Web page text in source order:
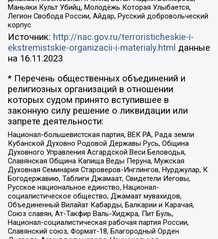
Маньяки Культ Убийц, Молодёжь Которая Улыбается,
Легион Свобода России, Айдар, Русский добровольческий
корпус
Источник: http://nac.gov.ru/terroristicheskie-i-
ekstremistskie-organizacii-i-materialy.html данные
на 16.11.2023
* Перечень общественных объединений и
религиозных организаций в отношении
которых судом принято вступившее в
законную силу решение о ликвидации или
запрете деятельности:
Национал-большевистская партия, ВЕК РА, Рада земли
Кубанской Духовно Родовой Державы Русь, Община
Духовного Управления Асгардской Веси Беловодья,
Славянская Община Капища Веды Перуна, Мужская
Духовная Семинария Староверов-Инглингов, Нурджулар, К
Богодержавию, Таблиги Джамаат, Свидетели Иеговы,
Русское национальное единство, Национал-
социалистическое общество, Джамаат мувахидов,
Объединенный Вилайат Кабарды, Балкарии и Карачая,
Союз славян, Ат-Такфир Валь-Хиджра, Пит Буль,
Национал-социалистическая рабочая партия России,
Славянский союз, Формат-18, Благородный Орден